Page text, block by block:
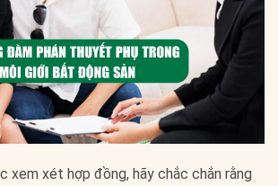
xem xét hợp đồng, hãy chắc chắn rằng